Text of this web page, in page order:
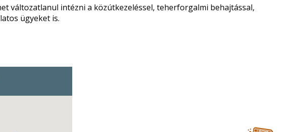
változatlanul intézni a közútkezeléssel, teherforgalmi behajtással,
ügyeket is.